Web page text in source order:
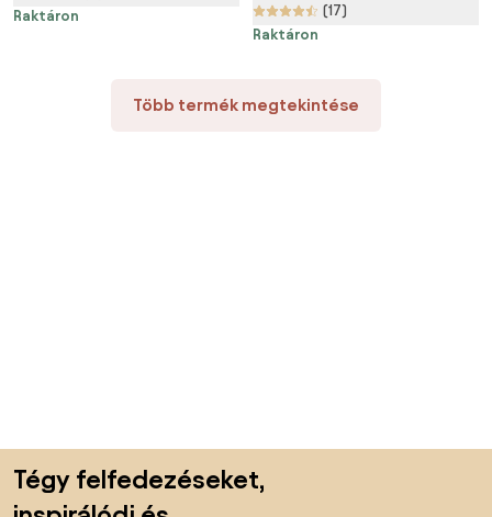
nélkül
Raktáron
nélkül
(17)
Raktáron
Több termék megtekintése
Tégy felfedezéseket,